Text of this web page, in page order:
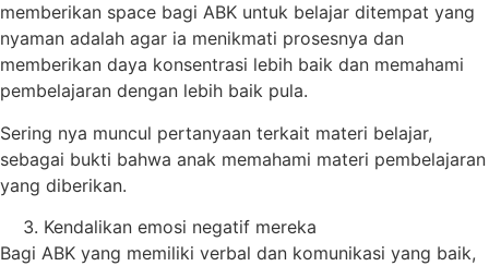
memberikan space bagi ABK untuk belajar ditempat yang
nyaman adalah agar ia menikmati prosesnya dan
memberikan daya konsentrasi lebih baik dan memahami
pembelajaran dengan lebih baik pula.
Sering nya muncul pertanyaan terkait materi belajar,
sebagai bukti bahwa anak memahami materi pembelajaran
yang diberikan.
Kendalikan emosi negatif mereka
Bagi ABK yang memiliki verbal dan komunikasi yang baik,